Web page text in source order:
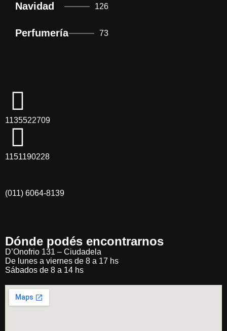
Navidad 126
Perfumería 73
1135522709
1151190228
(011) 6064-8139
Dónde podés encontrarnos
D’Onofrio 131 – Ciudadela
De lunes a viernes de 8 a 17 hs
Sábados de 8 a 14 hs